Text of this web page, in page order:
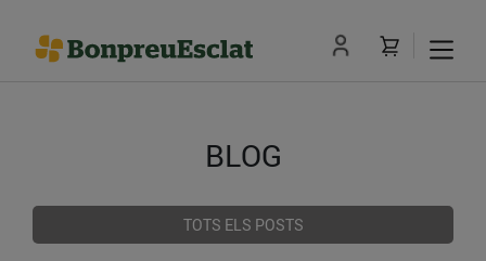
BLOG
TOTS ELS POSTS